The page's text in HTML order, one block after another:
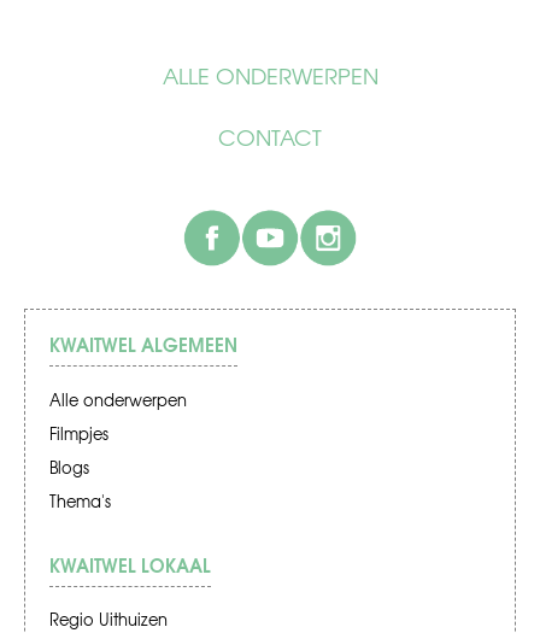
ALLE ONDERWERPEN
CONTACT
facebook
KWAITWEL ALGEMEEN
Alle onderwerpen
Filmpjes
Blogs
Thema's
KWAITWEL LOKAAL
Regio Uithuizen